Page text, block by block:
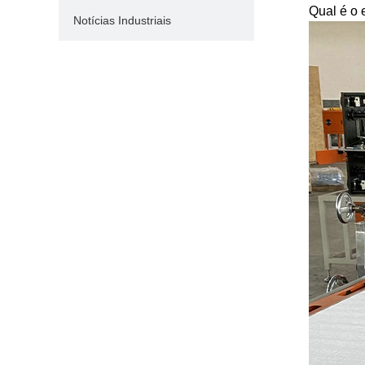
Notícias Industriais
Qual é o